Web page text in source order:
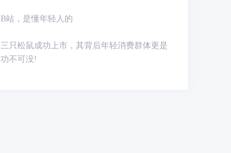
B站，是懂年轻人的
三只松鼠成功上市，其背后年轻消费群体更是
功不可没!